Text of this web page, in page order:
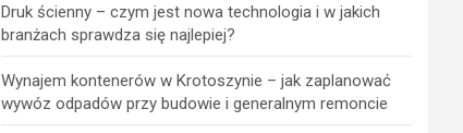
Druk ścienny – czym jest nowa technologia i w jakich
branżach sprawdza się najlepiej?
Wynajem kontenerów w Krotoszynie – jak zaplanować
wywóz odpadów przy budowie i generalnym remoncie